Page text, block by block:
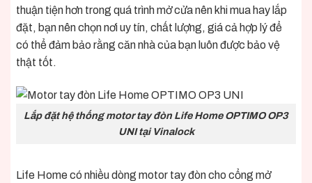
thuận tiện hơn trong quá trình mở cửa nên khi mua hay lắp
đặt, bạn nên chọn nơi uy tín, chất lượng, giá cả hợp lý để
có thể đảm bảo rằng căn nhà của bạn luôn được bảo vệ
thật tốt.
Lắp đặt hệ thống motor tay đòn Life Home OPTIMO OP3
UNI tại Vinalock
Life Home có nhiều dòng motor tay đòn cho cổng mở